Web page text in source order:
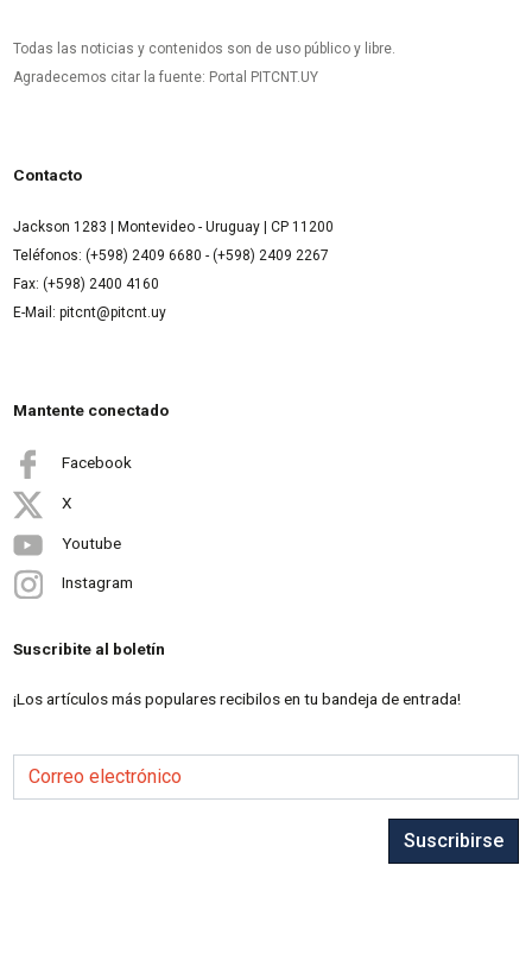
Todas las noticias y contenidos son de uso público y libre.
Agradecemos citar la fuente: Portal PITCNT.UY
Contacto
Jackson 1283 | Montevideo - Uruguay | CP 11200
Teléfonos: (+598) 2409 6680 - (+598) 2409 2267
Fax: (+598) 2400 4160
E-Mail: pitcnt@pitcnt.uy
Mantente conectado
Facebook
X
Youtube
Instagram
Suscribite al boletín
¡Los artículos más populares recibilos en tu bandeja de entrada!
Correo electrónico
Suscribirse